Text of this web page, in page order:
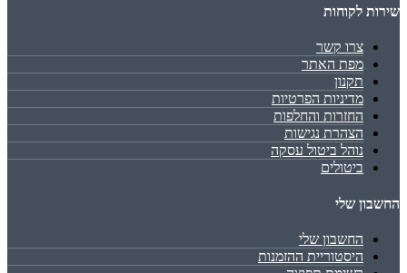
שירות לקוחות
צרו קשר
מפת האתר
תקנון
מדיניות הפרטיות
החזרות והחלפות
הצהרת נגישות
נוהל ביטול עסקה
ביטולים
החשבון שלי
החשבון שלי
היסטוריית ההזמנות